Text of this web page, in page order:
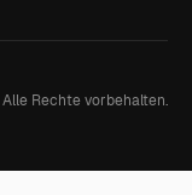
Alle Rechte vorbehalten.